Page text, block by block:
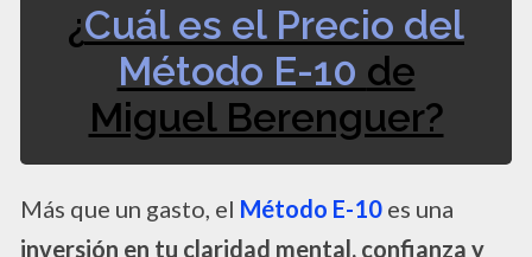
¿Cuál es el Precio del
Método E-10 de
Miguel Berenguer?
Más que un gasto, el Método E-10 es una
inversión en tu claridad mental, confianza y